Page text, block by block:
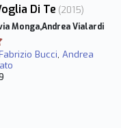
Di Te (2015)
Monga,Andrea Vialardi
Fabrizio Bucci, Andrea